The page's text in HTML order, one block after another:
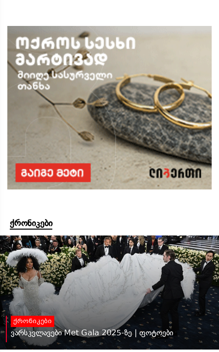
ქრონიკები
ქრონიკები
ვარსკვლავები Met Gala 2025-ზე | ფოტოები